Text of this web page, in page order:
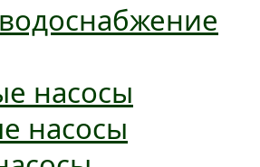
насосы
насосы